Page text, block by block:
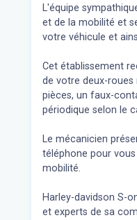
L'équipe
et de la mobilité et
votre véhicule et
Cet établissement
de votre deux-
pièces, un faux-
périodique selon le
Le mécanicien
téléphone pour
mobilité.
Harley-davidson S-
et experts de sa